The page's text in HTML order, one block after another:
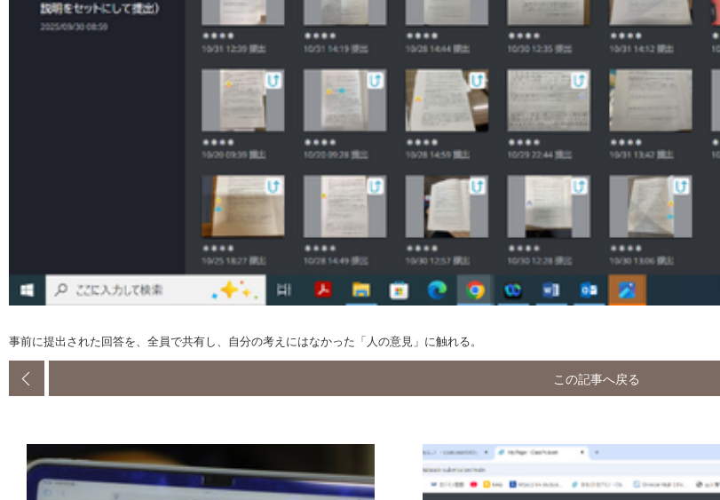
事前に提出された回答を、全員で共有し、自分の考えにはなかった「人の意見」に触れる。
この記事へ戻る